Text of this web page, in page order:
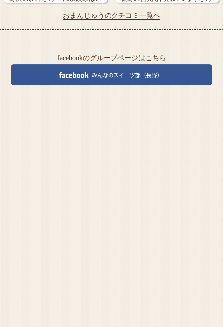
の酒饅頭〜 …
おまんじゅうのクチコミ一覧へ
facebookのグループページはこちら